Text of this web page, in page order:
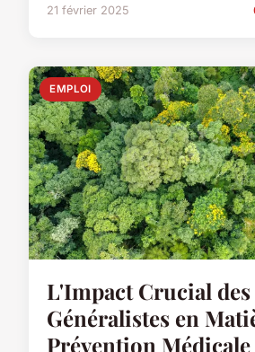
21 février 2025
EMPLOI
L'Impact Crucial
Généralistes en
Prévention Médicale